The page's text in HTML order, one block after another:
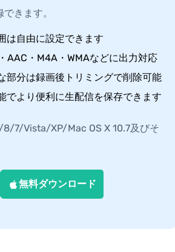
きます。
は自由に設定できます
AAC・M4A・WMAなどに出力対応
部分は録画後トリミングで削除可能
でより便利に生配信を保存できます
8/7/Vista/XP/Mac OS X 10.7及びそ
無料ダウンロード